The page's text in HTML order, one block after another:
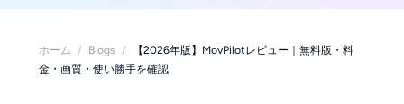
ホーム / Blogs /
【2026年版】MovPilotレビュー｜無料版・料
金・画質・使い勝手を確認